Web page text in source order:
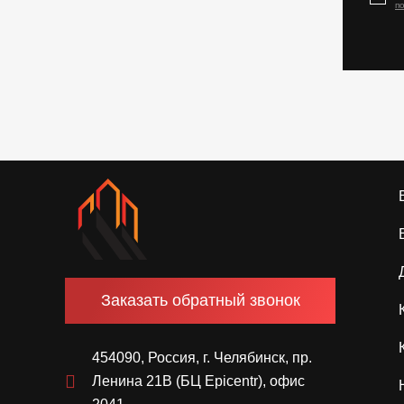
Заказать обратный звонок
454090, Россия, г. Челябинск, пр.
Ленина 21В (БЦ Epicentr), офис